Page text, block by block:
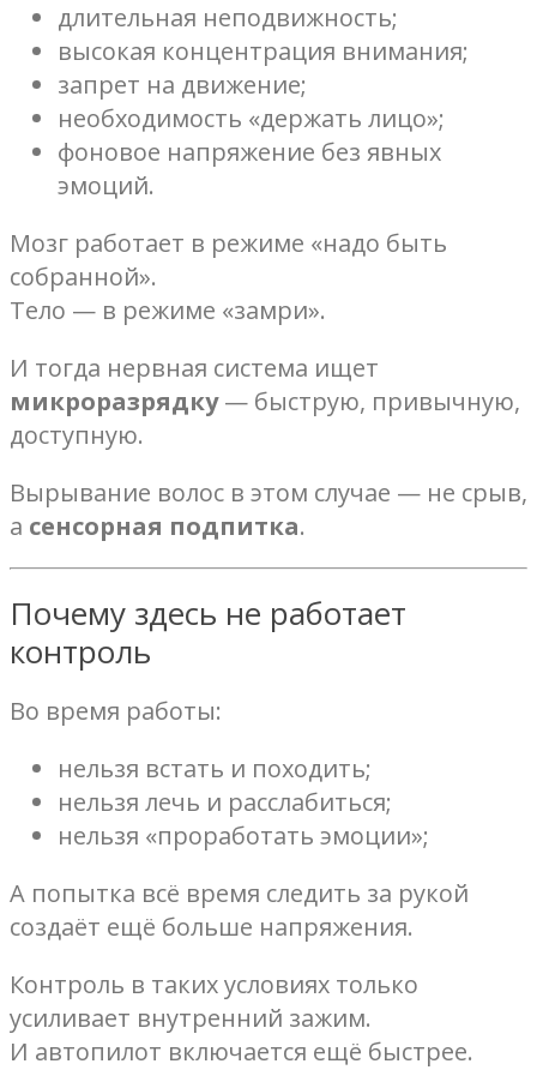
длительная неподвижность;
высокая концентрация внимания;
запрет на движение;
необходимость «держать лицо»;
фоновое напряжение без явных
эмоций.
Мозг работает в режиме «надо быть
собранной».
Тело — в режиме «замри».
И тогда нервная система ищет
микроразрядку— быструю, привычную,
доступную.
Вырывание волос в этом случае — не срыв,
а сенсорная подпитка.
Почему здесь не работает
контроль
Во время работы:
нельзя встать и походить;
нельзя лечь и расслабиться;
нельзя «проработать эмоции»;
А попытка всё время следить за рукой
создаёт ещё больше напряжения.
Контроль в таких условиях только
усиливает внутренний зажим.
И автопилот включается ещё быстрее.